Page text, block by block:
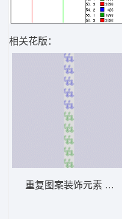
相关花版：
重复图案装饰元素 窗帘